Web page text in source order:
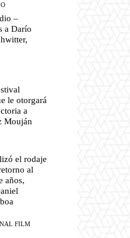
–
a Darío
le otorgará
a
Mouján
el rodaje
al
años,
FILM